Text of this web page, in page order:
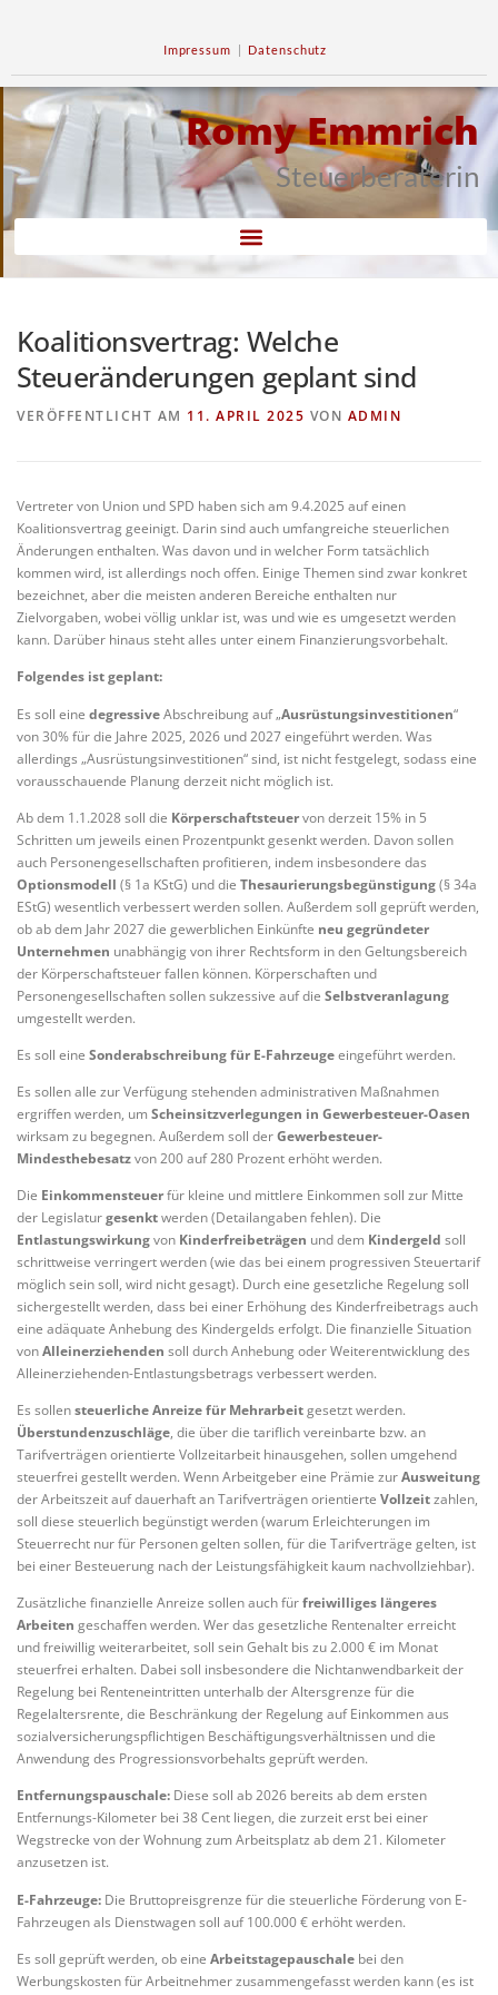
Impressum | Datenschutz
Romy Emmrich
Steuerberaterin
Koalitionsvertrag: Welche
Steueränderungen geplant sind
VERÖFFENTLICHT AM 11. APRIL 2025 VON ADMIN
Vertreter von Union und SPD haben sich am 9.4.2025 auf einen
Koalitionsvertrag geeinigt. Darin sind auch umfangreiche steuerlichen
Änderungen enthalten. Was davon und in welcher Form tatsächlich
kommen wird, ist allerdings noch offen. Einige Themen sind zwar konkret
bezeichnet, aber die meisten anderen Bereiche enthalten nur
Zielvorgaben, wobei völlig unklar ist, was und wie es umgesetzt werden
kann. Darüber hinaus steht alles unter einem Finanzierungsvorbehalt.
Folgendes ist geplant:
Es soll eine degressiveAbschreibung auf „Ausrüstungsinvestitionen“
von 30% für die Jahre 2025, 2026 und 2027 eingeführt werden. Was
allerdings „Ausrüstungsinvestitionen“ sind, ist nicht festgelegt, sodass eine
vorausschauende Planung derzeit nicht möglich ist.
Ab dem 1.1.2028 soll die Körperschaftsteuervon derzeit 15% in 5
Schritten um jeweils einen Prozentpunkt gesenkt werden. Davon sollen
auch Personengesellschaften profitieren, indem insbesondere das
Optionsmodell (§ 1a KStG) und die Thesaurierungsbegünstigung(§ 34a
EStG) wesentlich verbessert werden sollen. Außerdem soll geprüft werden,
ob ab dem Jahr 2027 die gewerblichen Einkünfte neu gegründeter
Unternehmen unabhängig von ihrer Rechtsform in den Geltungsbereich
der Körperschaftsteuer fallen können. Körperschaften und
Personengesellschaften sollen sukzessive auf die Selbstveranlagung
umgestellt werden.
Es soll eine Sonderabschreibung für E-Fahrzeugeeingeführt werden.
Es sollen alle zur Verfügung stehenden administrativen Maßnahmen
ergriffen werden, um Scheinsitzverlegungen in Gewerbesteuer-Oasen
wirksam zu begegnen. Außerdem soll derGewerbesteuer-
Mindesthebesatzvon 200 auf 280 Prozent erhöht werden.
Die Einkommensteuerfür kleine und mittlere Einkommen soll zur Mitte
der Legislaturgesenktwerden (Detailangaben fehlen). Die
Entlastungswirkungvon Kinderfreibeträgen und dem Kindergeld soll
schrittweise verringert werden (wie das bei einem progressiven Steuertarif
möglich sein soll, wird nicht gesagt). Durch eine gesetzliche Regelung soll
sichergestellt werden, dass bei einer Erhöhung des Kinderfreibetrags auch
eine adäquate Anhebung des Kindergelds erfolgt. Die finanzielle Situation
vonAlleinerziehenden soll durch Anhebung oder Weiterentwicklung des
Alleinerziehenden-Entlastungsbetrags verbessert werden.
Es sollensteuerliche Anreize für Mehrarbeitgesetzt werden.
Überstundenzuschläge, die über die tariflich vereinbarte bzw. an
Tarifverträgen orientierte Vollzeitarbeit hinausgehen, sollen umgehend
steuerfrei gestellt werden. Wenn Arbeitgeber eine Prämie zurAusweitung
der Arbeitszeit auf dauerhaft an Tarifverträgen orientierte Vollzeitzahlen,
soll diese steuerlich begünstigt werden (warum Erleichterungen im
Steuerrecht nur für Personen gelten sollen, für die Tarifverträge gelten, ist
bei einer Besteuerung nach der Leistungsfähigkeit kaum nachvollziehbar).
Zusätzliche finanzielle Anreize sollen auch fürfreiwilliges längeres
Arbeiten geschaffen werden. Wer das gesetzliche Rentenalter erreicht
und freiwillig weiterarbeitet, soll sein Gehalt bis zu 2.000 € im Monat
steuerfrei erhalten. Dabei soll insbesondere die Nichtanwendbarkeit der
Regelung bei Renteneintritten unterhalb der Altersgrenze für die
Regelaltersrente, die Beschränkung der Regelung auf Einkommen aus
sozialversicherungspflichtigen Beschäftigungsverhältnissen und die
Anwendung des Progressionsvorbehalts geprüft werden.
Entfernungspauschale: Diese soll ab 2026 bereits ab dem ersten
Entfernungs-Kilometer bei 38 Cent liegen, die zurzeit erst bei einer
Wegstrecke von der Wohnung zum Arbeitsplatz ab dem 21. Kilometer
anzusetzen ist.
E-Fahrzeuge: Die Bruttopreisgrenze für die steuerliche Förderung von E-
Fahrzeugen als Dienstwagen soll auf 100.000 € erhöht werden.
Es soll geprüft werden, ob eine Arbeitstagepauschale bei den
Werbungskosten für Arbeitnehmer zusammengefasst werden kann (es ist